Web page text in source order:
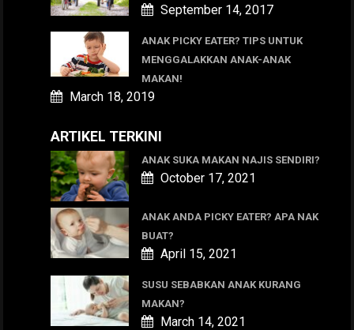
September 14, 2017
ANAK PICKY EATER? TIPS UNTUK
MENGGALAKKAN ANAK-ANAK
MAKAN!
March 18, 2019
ARTIKEL TERKINI
ANAK SUKA MAKAN NAJIS SENDIRI?
October 17, 2021
ANAK ANDA PICKY EATER? APA NAK
BUAT?
April 15, 2021
SUSU SEBABKAN ANAK KURANG
MAKAN?
March 14, 2021